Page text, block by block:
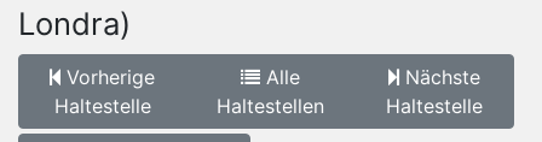
Londra)
Vorherige
Haltestelle
Alle
Haltestellen
Nächste
Haltestelle